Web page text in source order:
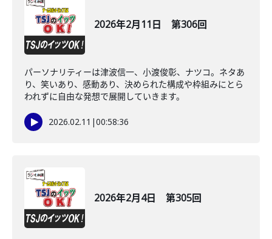
2026年2月11日 第306回
パーソナリティーは津波信一、小渡俊彰、ナツコ。ネタあ
り、笑いあり、感動あり、決められた構成や枠組みにとら
われずに自由な発想で展開していきます。
2026.02.11 |00:58:36
2026年2月4日 第305回